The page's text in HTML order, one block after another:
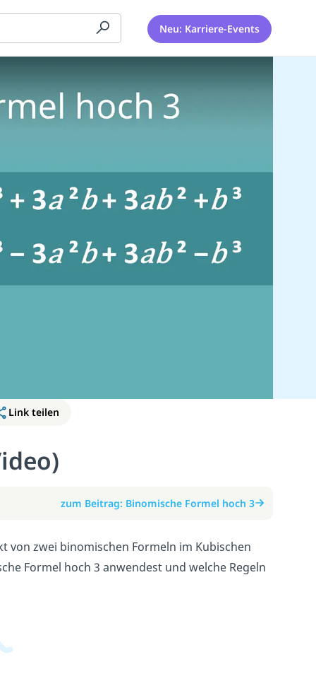
Neu: Karriere-Events
Link teilen
zum Beitrag: Binomische Formel hoch 3
von zwei binomischen Formeln im Kubischen
Formel hoch 3 anwendest und welche Regeln